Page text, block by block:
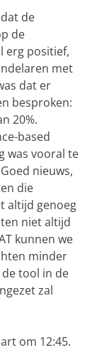
de
de
erg positief,
met
dat er
besproken:
20%.
based
was vooral te
nieuws,
die
altijd genoeg
niet altijd
kunnen we
minder
tool in de
zal
om 12:45.